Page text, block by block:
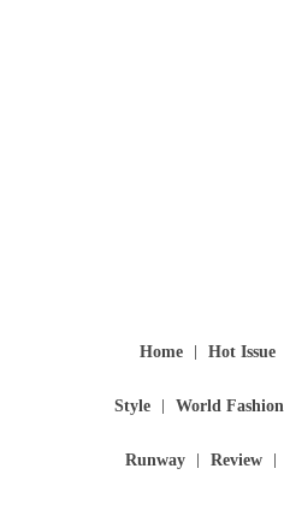
Home Hot Issue
Style World Fashion
Runway Review